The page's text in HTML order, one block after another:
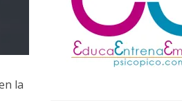
la